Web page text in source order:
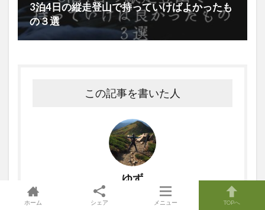
3泊4日の縦走登山で持っていけばよかったも
の３選
この記事を書いた人
ゆず
2012年から登山をはじめ、本格的にハマってしまう。 登
ホーム シェア メニュー TOPへ